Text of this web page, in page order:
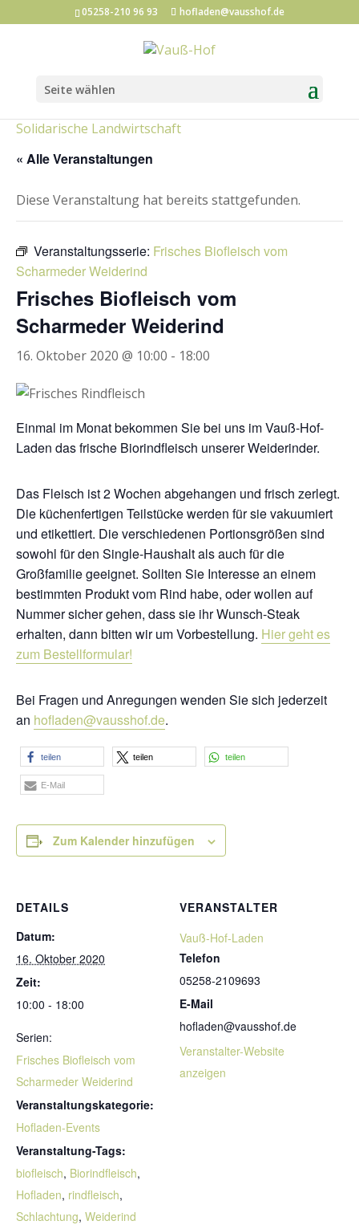
05258-210 96 93 hofladen@vausshof.de
Seite wählen
Solidarische Landwirtschaft
« Alle Veranstaltungen
Diese Veranstaltung hat bereits stattgefunden.
Veranstaltungsserie: Frisches Biofleisch vom
Scharmeder Weiderind
Frisches Biofleisch vom
Scharmeder Weiderind
16. Oktober 2020 @ 10:00 - 18:00
Einmal im Monat bekommen Sie bei uns im Vauß-Hof-
Laden das frische Biorindfleisch unserer Weiderinder.
Das Fleisch ist 2 Wochen abgehangen und frisch zerlegt.
Die küchenfertigen Teilstücke werden für sie vakuumiert
und etikettiert. Die verschiedenen Portionsgrößen sind
sowohl für den Single-Haushalt als auch für die
Großfamilie geeignet. Sollten Sie Interesse an einem
bestimmten Produkt vom Rind habe, oder wollen auf
Nummer sicher gehen, dass sie ihr Wunsch-Steak
erhalten, dann bitten wir um Vorbestellung. Hier geht es
zum Bestellformular!
Bei Fragen und Anregungen wenden Sie sich jederzeit
an hofladen@vausshof.de.
teilen teilen teilen
E-Mail
Zum Kalender hinzufügen
DETAILS
Datum:
16. Oktober 2020
Zeit:
10:00 - 18:00
Serien:
Frisches Biofleisch vom
Scharmeder Weiderind
Veranstaltungskategorie:
Hofladen-Events
Veranstaltung-Tags:
biofleisch, Biorindfleisch,
Hofladen, rindfleisch,
Schlachtung, Weiderind
VERANSTALTER
Vauß-Hof-Laden
Telefon
05258-2109693
E-Mail
hofladen@vausshof.de
Veranstalter-Website
anzeigen